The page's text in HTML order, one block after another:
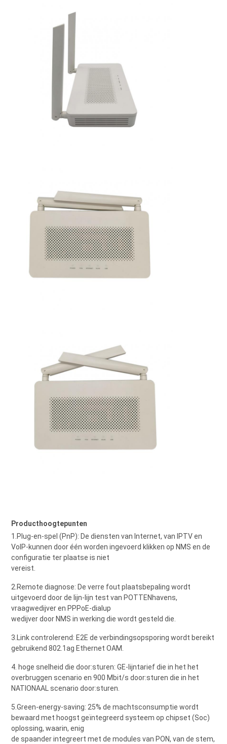
Producthoogtepunten
1.Plug-en-spel (PnP): De diensten van Internet, van IPTV en
VoIP-kunnen door één worden ingevoerd klikken op NMS en de
configuratie ter plaatse is niet
vereist.
2.Remote diagnose: De verre fout plaatsbepaling wordt
uitgevoerd door de lijn-lijn test van POTTENhavens,
vraagwedijver en PPPoE-dialup
wedijver door NMS in werking die wordt gesteld die.
3.Link controlerend: E2E de verbindingsopsporing wordt bereikt
gebruikend 802.1ag Ethernet OAM.
4. hoge snelheid die door:sturen: GE-lijntarief die in het het
overbruggen scenario en 900 Mbit/s door:sturen die in het
NATIONAAL scenario door:sturen.
5.Green-energy-saving: 25% de machtsconsumptie wordt
bewaard met hoogst geïntegreerd systeem op chipset (Soc)
oplossing, waarin, enig
de spaander integreert met de modules van PON, van de stem,